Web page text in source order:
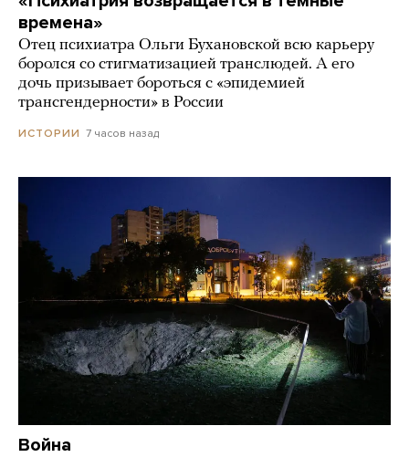
времена»
Отец психиатра Ольги Бухановской всю карьеру
боролся со стигматизацией транслюдей. А его
дочь призывает бороться с «эпидемией
трансгендерности» в России
ИСТОРИИ 7 часов назад
Война